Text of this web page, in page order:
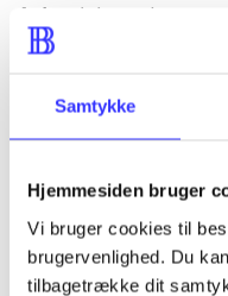
Samtykke
Hjemmesiden bruger
Vi bruger cookies til
brugervenlighed. Du
tilbagetrække dit
father, it is not just Gav
returning Rupert finds
Tidsskrift
lorem